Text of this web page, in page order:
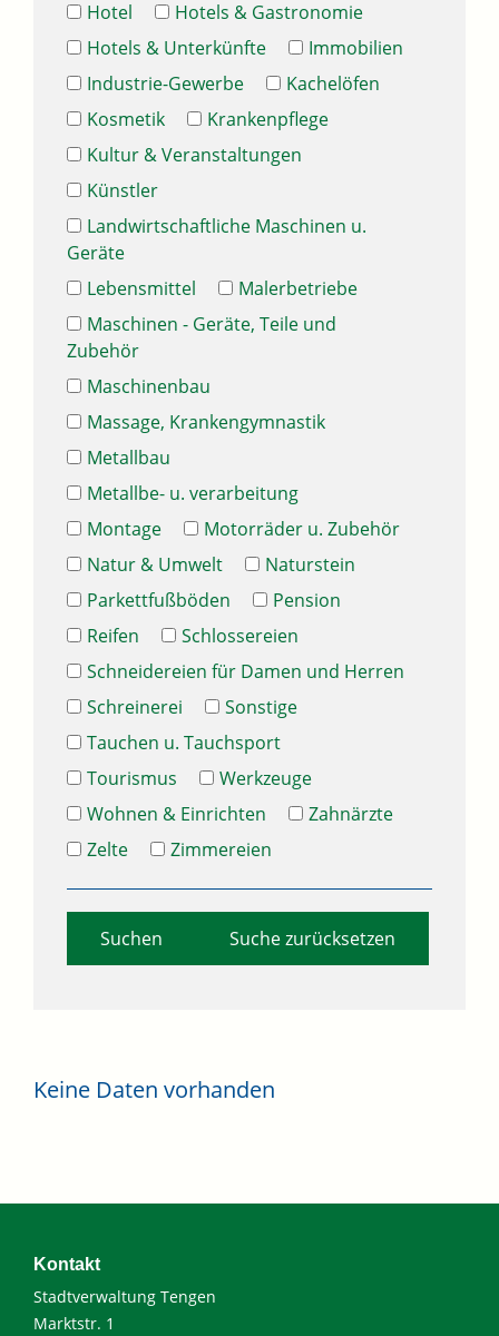
Hotel
Hotels & Gastronomie
Hotels & Unterkünfte
Immobilien
Industrie-Gewerbe
Kachelöfen
Kosmetik
Krankenpflege
Kultur & Veranstaltungen
Künstler
Landwirtschaftliche Maschinen u.
Geräte
Lebensmittel
Malerbetriebe
Maschinen - Geräte, Teile und
Zubehör
Maschinenbau
Massage, Krankengymnastik
Metallbau
Metallbe- u. verarbeitung
Montage
Motorräder u. Zubehör
Natur & Umwelt
Naturstein
Parkettfußböden
Pension
Reifen
Schlossereien
Schneidereien für Damen und Herren
Schreinerei
Sonstige
Tauchen u. Tauchsport
Tourismus
Werkzeuge
Wohnen & Einrichten
Zahnärzte
Zelte
Zimmereien
Suche zurücksetzen
Keine Daten vorhanden
Kontakt
Stadtverwaltung Tengen
Marktstr. 1